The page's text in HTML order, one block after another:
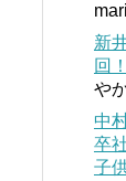
新
回
や
中
卒
子